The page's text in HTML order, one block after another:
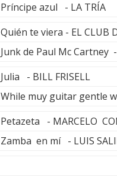
Príncipe azul - LA TRÍA
Quién te viera - EL CLUB
Junk de Paul Mc Cartney
Julia - BILL FRISELL
While muy guitar gentle
Petazeta - MARCELO
Zamba en mí - LUIS